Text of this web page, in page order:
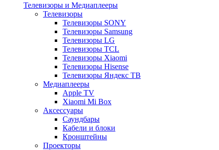
Телевизоры и Медиаплееры
Телевизоры
Телевизоры SONY
Телевизоры Samsung
Телевизоры LG
Телевизоры TCL
Телевизоры Xiaomi
Телевизоры Hisense
Телевизоры Яндекс ТВ
Медиаплееры
Apple TV
Xiaomi Mi Box
Аксессуары
Саундбары
Кабели и блоки
Кронштейны
Проекторы